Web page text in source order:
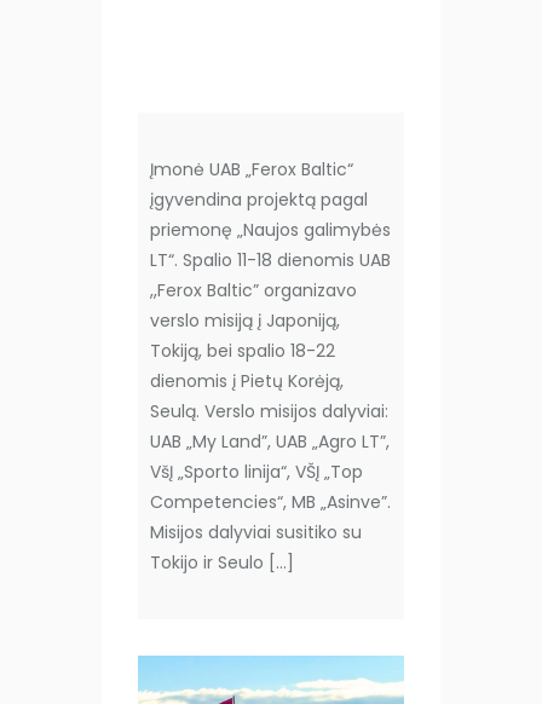
Įmonė UAB „Ferox Baltic“
įgyvendina projektą pagal
priemonę „Naujos galimybės
LT“. Spalio 11-18 dienomis UAB
,,Ferox Baltic” organizavo
verslo misiją į Japoniją,
Tokiją, bei spalio 18-22
dienomis į Pietų Korėją,
Seulą. Verslo misijos dalyviai:
UAB „My Land”, UAB „Agro LT”,
VšĮ „Sporto linija“, VŠĮ „Top
Competencies“, MB „Asinve”.
Misijos dalyviai susitiko su
Tokijo ir Seulo […]